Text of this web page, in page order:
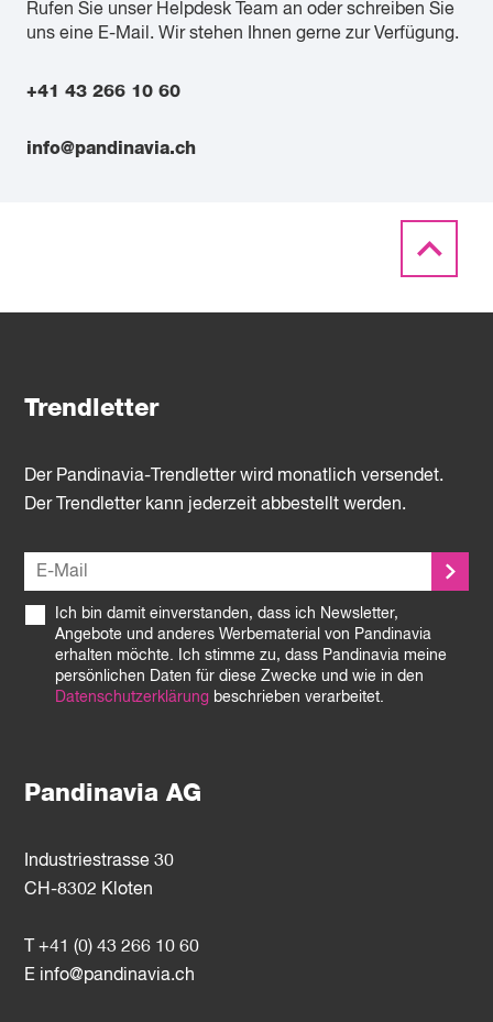
Rufen Sie unser Helpdesk Team an oder schreiben Sie
uns eine E-Mail. Wir stehen Ihnen gerne zur Verfügung.
+41 43 266 10 60
info@pandinavia.ch
Pandinavia AG
Industriestrasse 30
CH-8302 Kloten
T +41 (0) 43 266 10 60
E info@pandinavia.ch
Trendletter
Der Pandinavia-Trendletter wird monatlich versendet.
Der Trendletter kann jederzeit abbestellt werden.
Ich bin damit einverstanden, dass ich Newsletter,
Angebote und anderes Werbematerial von Pandinavia
erhalten möchte. Ich stimme zu, dass Pandinavia meine
persönlichen Daten für diese Zwecke und wie in den
Datenschutzerklärung beschrieben verarbeitet.